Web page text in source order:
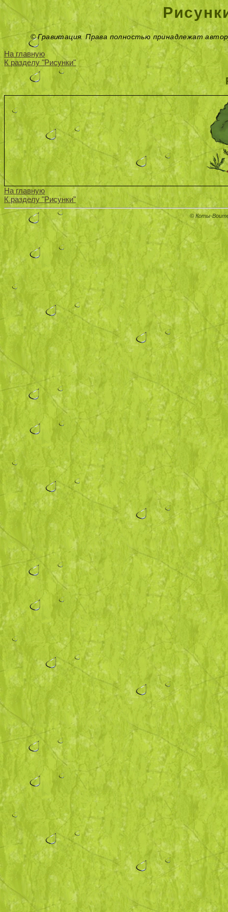
© Гравитация. Права полностью принадлежат
На главную
К разделу "Рисунки"
На главную
К разделу "Рисунки"
© Коты-